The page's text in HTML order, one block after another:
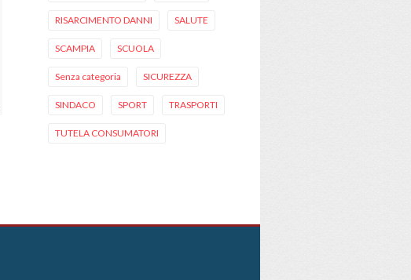
RISARCIMENTO DANNI SALUTE
SCAMPIA SCUOLA
Senza categoria SICUREZZA
SINDACO SPORT TRASPORTI
TUTELA CONSUMATORI